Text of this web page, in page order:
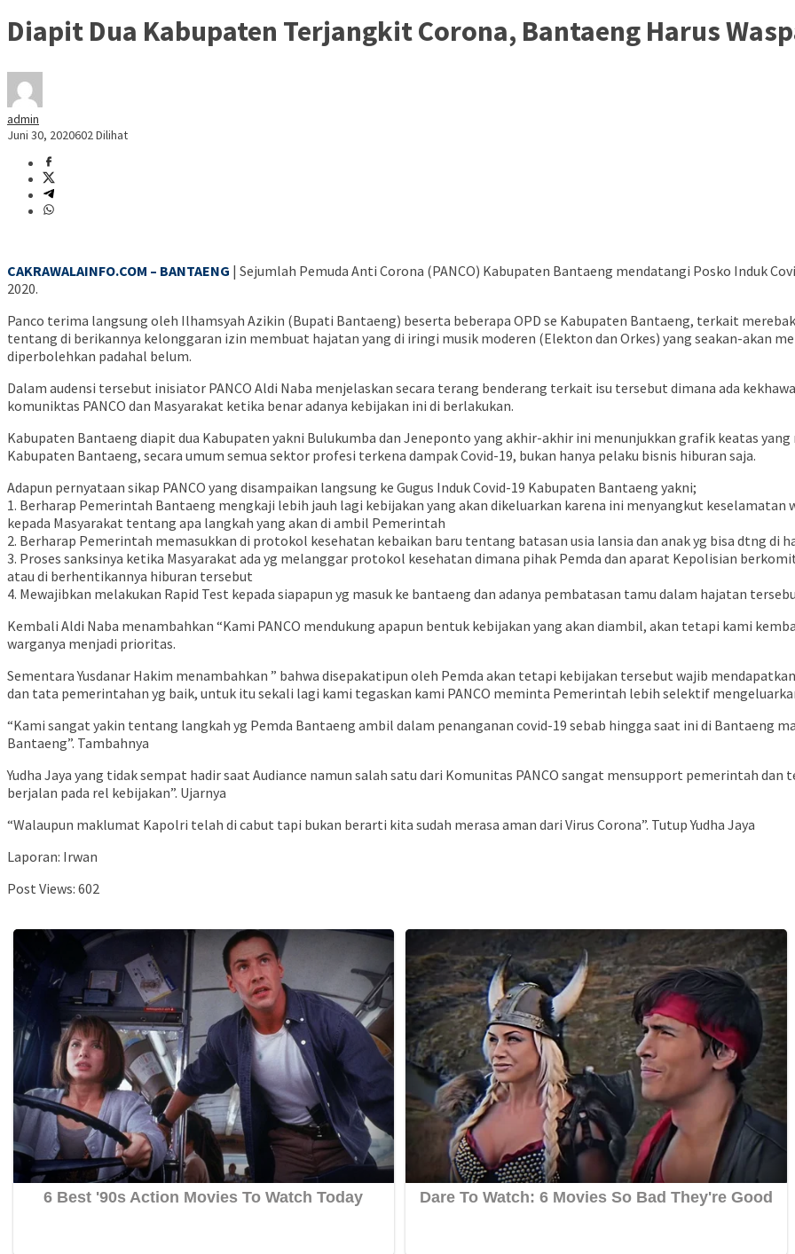
Diapit Dua Kabupaten Terjangkit Corona, Bantaeng Harus
admin
Juni 30, 2020602 Dilihat
CAKRAWALAINFO.COM – BANTAENG | Sejumlah Pemuda Anti Corona (PANCO) Kabupaten Bantaeng mendatangi Posko Induk
2020.
Panco terima langsung oleh Ilhamsyah Azikin (Bupati Bantaeng) beserta beberapa OPD se Kabupaten Bantaeng, terkait
tentang di berikannya kelonggaran izin membuat hajatan yang di iringi musik moderen (Elekton dan Orkes) yang seakan-akan
diperbolehkan padahal belum.
Dalam audensi tersebut inisiator PANCO Aldi Naba menjelaskan secara terang benderang terkait isu tersebut dimana ada
komuniktas PANCO dan Masyarakat ketika benar adanya kebijakan ini di berlakukan.
Kabupaten Bantaeng diapit dua Kabupaten yakni Bulukumba dan Jeneponto yang akhir-akhir ini menunjukkan grafik keatas
Kabupaten Bantaeng, secara umum semua sektor profesi terkena dampak Covid-19, bukan hanya pelaku bisnis hiburan saja.
Adapun pernyataan sikap PANCO yang disampaikan langsung ke Gugus Induk Covid-19 Kabupaten Bantaeng yakni;
1. Berharap Pemerintah Bantaeng mengkaji lebih jauh lagi kebijakan yang akan dikeluarkan karena ini menyangkut keselamatan
kepada Masyarakat tentang apa langkah yang akan di ambil Pemerintah
2. Berharap Pemerintah memasukkan di protokol kesehatan kebaikan baru tentang batasan usia lansia dan anak yg bisa dtng di
3. Proses sanksinya ketika Masyarakat ada yg melanggar protokol kesehatan dimana pihak Pemda dan aparat Kepolisian
atau di berhentikannya hiburan tersebut
4. Mewajibkan melakukan Rapid Test kepada siapapun yg masuk ke bantaeng dan adanya pembatasan tamu dalam hajatan
Kembali Aldi Naba menambahkan “Kami PANCO mendukung apapun bentuk kebijakan yang akan diambil, akan tetapi kami
warganya menjadi prioritas.
Sementara Yusdanar Hakim menambahkan ” bahwa disepakatipun oleh Pemda akan tetapi kebijakan tersebut wajib
dan tata pemerintahan yg baik, untuk itu sekali lagi kami tegaskan kami PANCO meminta Pemerintah lebih selektif
“Kami sangat yakin tentang langkah yg Pemda Bantaeng ambil dalam penanganan covid-19 sebab hingga saat ini di Bantaeng
Bantaeng”. Tambahnya
Yudha Jaya yang tidak sempat hadir saat Audiance namun salah satu dari Komunitas PANCO sangat mensupport pemerintah
berjalan pada rel kebijakan”. Ujarnya
“Walaupun maklumat Kapolri telah di cabut tapi bukan berarti kita sudah merasa aman dari Virus Corona”. Tutup Yudha Jaya
Laporan: Irwan
Post Views: 602